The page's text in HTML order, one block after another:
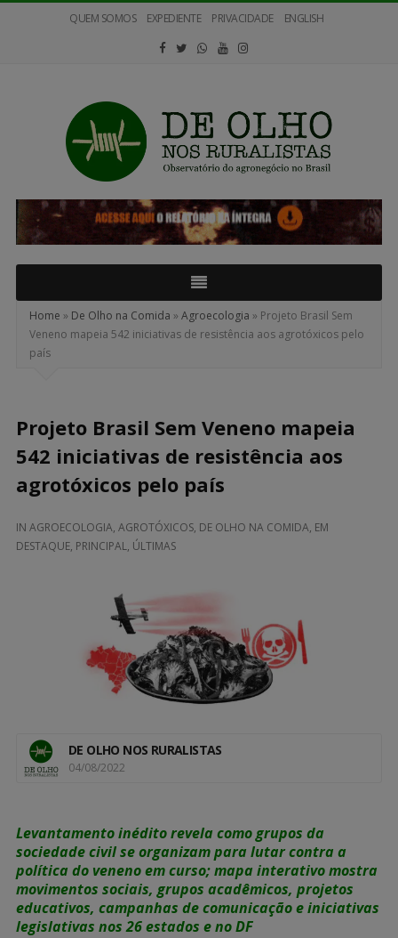
QUEM SOMOS EXPEDIENTE PRIVACIDADE ENGLISH
Olho
nos
Ruralistas
Home » De Olho na Comida » Agroecologia » Projeto Brasil Sem
Veneno mapeia 542 iniciativas de resistência aos agrotóxicos pelo
país
Projeto Brasil Sem Veneno mapeia
542 iniciativas de resistência aos
agrotóxicos pelo país
IN AGROECOLOGIA, AGROTÓXICOS, DE OLHO NA COMIDA, EM
DESTAQUE, PRINCIPAL, ÚLTIMAS
DE OLHO NOS RURALISTAS
04/08/2022
Levantamento inédito revela como grupos da
sociedade civil se organizam para lutar contra a
política do veneno em curso; mapa interativo mostra
movimentos sociais, grupos acadêmicos, projetos
educativos, campanhas de comunicação e iniciativas
legislativas nos 26 estados e no DF